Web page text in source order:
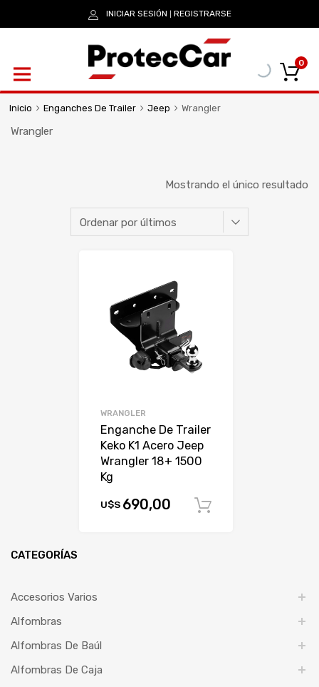
INICIAR SESIÓN REGISTRARSE
0
Inicio Enganches De Trailer Jeep Wrangler
Wrangler
Mostrando el único resultado
WRANGLER
Enganche De Trailer
Keko K1 Acero Jeep
Wrangler 18+ 1500
Kg
U$S 690,00
CATEGORÍAS
Accesorios Varios
Alfombras
Alfombras De Baúl
Alfombras De Caja